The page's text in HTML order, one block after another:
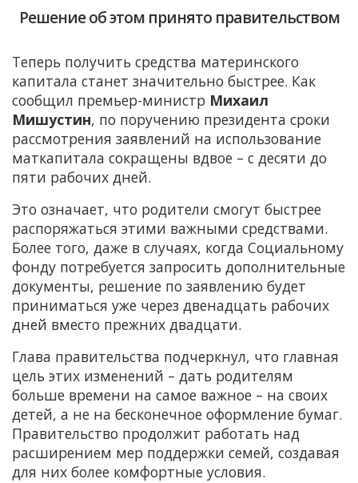
Решение об этом принято правительством
Теперь получить средства материнского
капитала станет значительно быстрее. Как
сообщил премьер-министр Михаил
Мишустин, по поручению президента сроки
рассмотрения заявлений на использование
маткапитала сокращены вдвое – с десяти до
пяти рабочих дней.
Это означает, что родители смогут быстрее
распоряжаться этими важными средствами.
Более того, даже в случаях, когда Социальному
фонду потребуется запросить дополнительные
документы, решение по заявлению будет
приниматься уже через двенадцать рабочих
дней вместо прежних двадцати.
Глава правительства подчеркнул, что главная
цель этих изменений – дать родителям
больше времени на самое важное – на своих
детей, а не на бесконечное оформление бумаг.
Правительство продолжит работать над
расширением мер поддержки семей, создавая
для них более комфортные условия.